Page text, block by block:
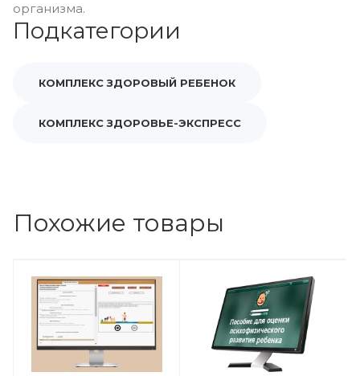
организма.
Подкатегории
КОМПЛЕКС ЗДОРОВЫЙ РЕБЕНОК
КОМПЛЕКС ЗДОРОВЬЕ-ЭКСПРЕСС
Похожие товары